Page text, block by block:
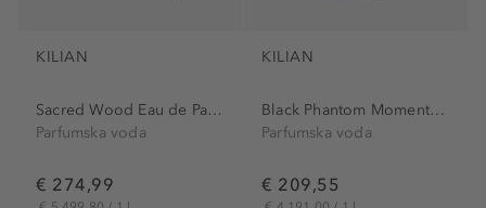
KILIAN
Sacred Wood Eau de Parfum
Parfumska voda
€ 274,99
KILIAN
Black Phantom Momento Mori...
Parfumska voda
€ 209,55